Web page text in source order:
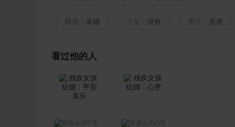
婚况： 未婚 子女： 没有 房子： 无房
看过他的人
平安喜乐 心意